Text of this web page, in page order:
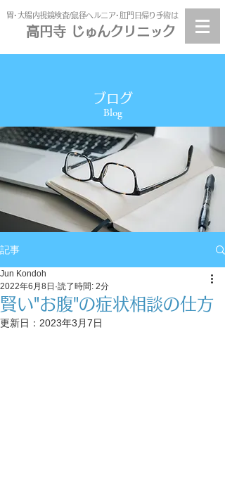
高円寺 じゅんクリニック
​胃･大腸内視鏡検査/鼠径ヘルニア･肛門日帰り手術は
高円寺 じゅんクリニック
ブログ
Blog
記事
賢い"お腹"の症状相談の仕方
Jun Kondoh
2022年6月8日 読了時間: 2分
更新日： 2023年3月7日